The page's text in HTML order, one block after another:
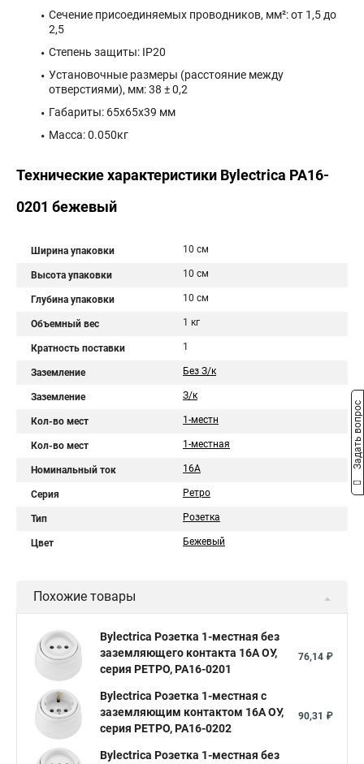
Сечение присоединяемых проводников, мм²: от 1,5 до
2,5
Степень защиты: IP20
Установочные размеры (расстояние между
отверстиями), мм: 38 ± 0,2
Габариты: 65x65x39 мм
Масса: 0.050кг
Технические характеристики Bylectrica РА16-
0201 бежевый
Ширина упаковки 10 см
Высота упаковки 10 см
Глубина упаковки 10 см
Объемный вес 1 кг
Кратность поставки 1
Заземление Без З/к
Заземление З/к
Кол-во мест 1-местн
Кол-во мест 1-местная
Номинальный ток 16А
Серия Ретро
Тип Розетка
Цвет Бежевый
Похожие товары
Bylectrica Розетка 1-местная без
заземляющего контакта 16А ОУ,
серия РЕТРО, РА16-0201
76,14 ₽
Bylectrica Розетка 1-местная с
заземляющим контактом 16А ОУ,
серия РЕТРО, РА16-0202
90,31 ₽
Bylectrica Розетка 1-местная без
Задать вопрос